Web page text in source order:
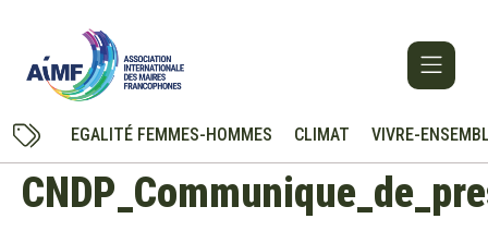
EGALITÉ FEMMES-HOMMES CLIMAT VIVRE-